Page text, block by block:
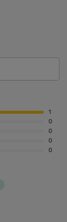
1
0
0
0
0